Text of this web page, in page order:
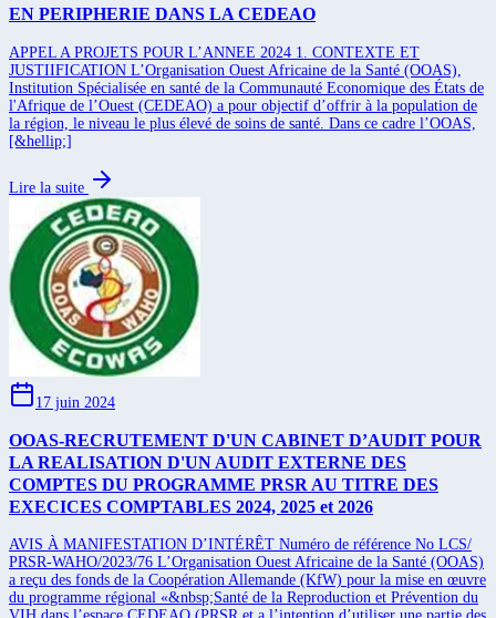
EN PERIPHERIE DANS LA CEDEAO
APPEL A PROJETS POUR L’ANNEE 2024 1. CONTEXTE ET
JUSTIIFICATION L’Organisation Ouest Africaine de la Santé (OOAS),
Institution Spécialisée en santé de la Communauté Economique des États de
l'Afrique de l’Ouest (CEDEAO) a pour objectif d’offrir à la population de
la région, le niveau le plus élevé de soins de santé. Dans ce cadre l’OOAS,
[&hellip;]
Lire la suite
17 juin 2024
OOAS-RECRUTEMENT D'UN CABINET D’AUDIT POUR
LA REALISATION D'UN AUDIT EXTERNE DES
COMPTES DU PROGRAMME PRSR AU TITRE DES
EXECICES COMPTABLES 2024, 2025 et 2026
AVIS À MANIFESTATION D’INTÉRÊT Numéro de référence No LCS/
PRSR-WAHO/2023/76 L’Organisation Ouest Africaine de la Santé (OOAS)
a reçu des fonds de la Coopération Allemande (KfW) pour la mise en œuvre
du programme régional «&nbsp;Santé de la Reproduction et Prévention du